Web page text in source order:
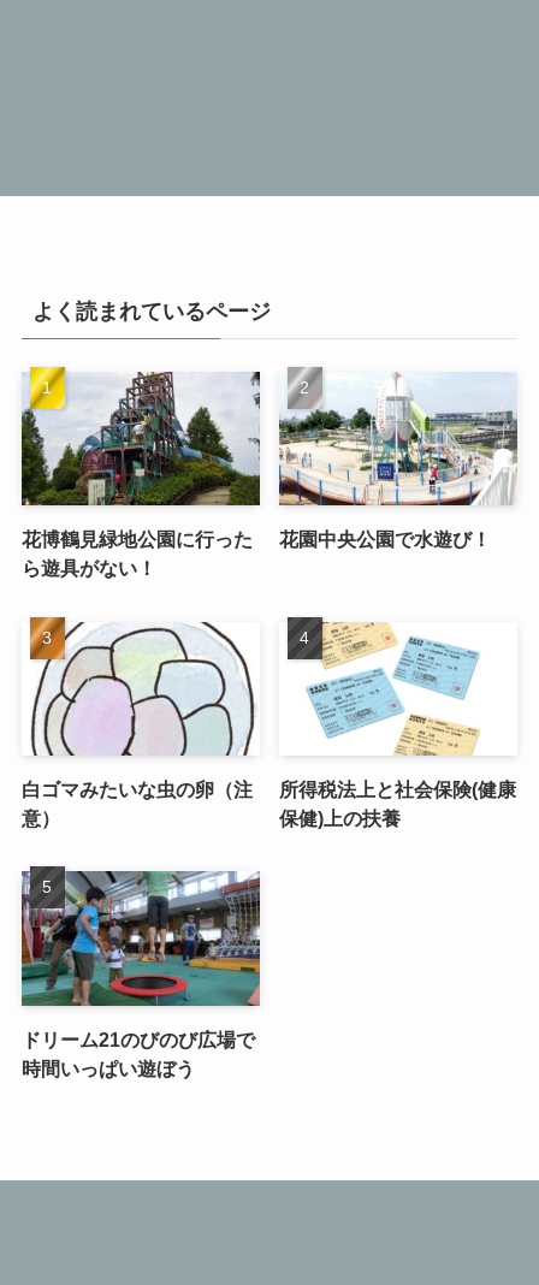
よく読まれているページ
花博鶴見緑地公園に行った
ら遊具がない！
花園中央公園で水遊び！
白ゴマみたいな虫の卵（注
意）
所得税法上と社会保険(健康
保健)上の扶養
ドリーム21のびのび広場で
時間いっぱい遊ぼう